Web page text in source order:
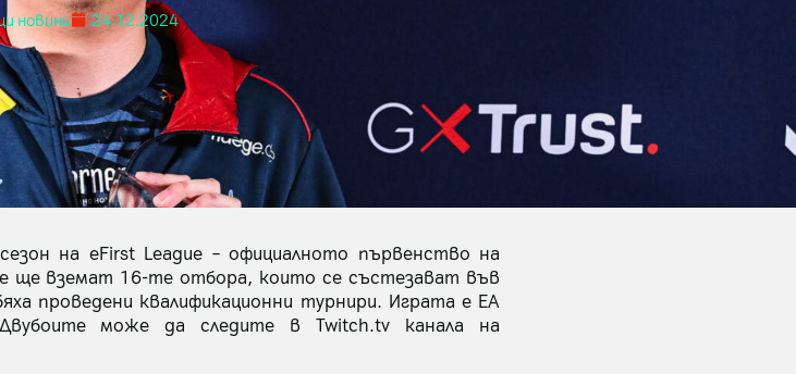
новини 24.12.2024
на eFirst League – официалното първенство на
ще вземат 16-те отбора, които се състезават във
проведени квалификационни турнири. Играта е EA
може да следите в Twitch.tv канала на